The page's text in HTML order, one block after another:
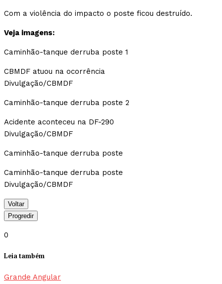
Com a violência do impacto o poste ficou destruído.
Veja imagens:
Caminhão-tanque derruba poste 1
CBMDF atuou na ocorrência
Divulgação/CBMDF
Caminhão-tanque derruba poste 2
Acidente aconteceu na DF-290
Divulgação/CBMDF
Caminhão-tanque derruba poste
Caminhão-tanque derruba poste
Divulgação/CBMDF
Voltar
Progredir
0
Leia também
Grande Angular